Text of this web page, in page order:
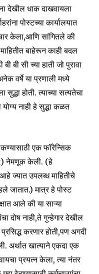
of
be part of the
address on our website
देखील धाक दाखवायला
पोस्टच्या कार्यालयात
केला,आणि सांगितले की
बाहेरून काही बदल
बी सी च्या हाती जो पुरावा
वर्षे या प्रणाली मध्ये
होती. त्याच्या सत्यतेचा
नाही हे सुद्धा कळत
एक फॉरेन्सिक
नेमणूक केली. (हे
ज्यात उपलब्ध माहितीचे
जातात.) मात्र हे पोस्ट
आले की या साऱ्या
दोष नाही,ते गुन्हेगार देखील
करणार होती,पण अगदी
अर्थात खात्याने एकदा एक
प्रयत्न केला, त्या नंतर